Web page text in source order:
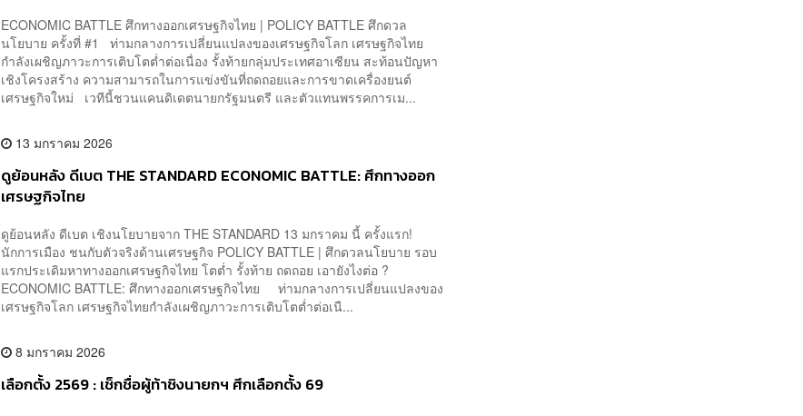
ECONOMIC BATTLE ศึกทางออกเศรษฐกิจไทย | POLICY BATTLE ศึกดวล
นโยบาย ครั้งที่ #1 ท่ามกลางการเปลี่ยนแปลงของเศรษฐกิจโลก เศรษฐกิจไทย
กำลังเผชิญภาวะการเติบโตต่ำต่อเนื่อง รั้งท้ายกลุ่มประเทศอาเซียน สะท้อนปัญหา
เชิงโครงสร้าง ความสามารถในการแข่งขันที่ถดถอยและการขาดเครื่องยนต์
เศรษฐกิจใหม่ เวทีนี้ชวนแคนดิเดตนายกรัฐมนตรี และตัวแทนพรรคการเม...
13 มกราคม 2026
ดูย้อนหลัง ดีเบต THE STANDARD ECONOMIC BATTLE: ศึกทางออก
เศรษฐกิจไทย
ดูย้อนหลัง ดีเบต เชิงนโยบายจาก THE STANDARD 13 มกราคม นี้ ครั้งแรก!
นักการเมือง ชนกับตัวจริงด้านเศรษฐกิจ POLICY BATTLE | ศึกดวลนโยบาย รอบ
แรกประเดิมหาทางออกเศรษฐกิจไทย โตต่ำ รั้งท้าย ถดถอย เอายังไงต่อ ?
ECONOMIC BATTLE: ศึกทางออกเศรษฐกิจไทย ท่ามกลางการเปลี่ยนแปลงของ
เศรษฐกิจโลก เศรษฐกิจไทยกำลังเผชิญภาวะการเติบโตต่ำต่อเนื...
8 มกราคม 2026
เลือกตั้ง 2569 : เช็กชื่อผู้ท้าชิงนายกฯ ศึกเลือกตั้ง 69